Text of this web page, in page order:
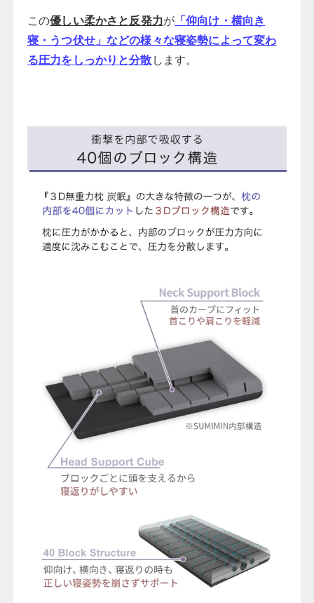
この優しい柔かさと反発力が「仰向け・横向き
寝・うつ伏せ」などの様々な寝姿勢によって変わ
る圧力をしっかりと分散します。